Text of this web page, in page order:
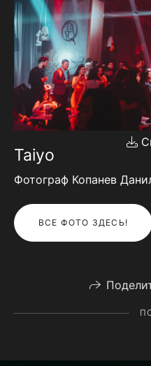
Taiyo
Фотограф Копанев
ВСЕ ФОТО ЗДЕСЬ!